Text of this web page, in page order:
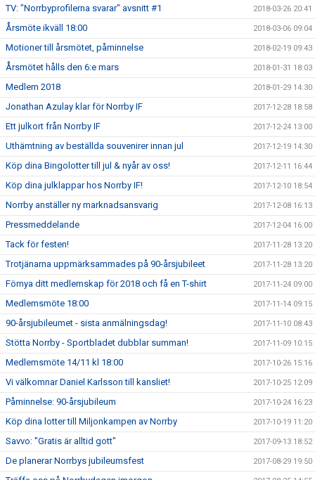
TV: "Norrbyprofilerna svarar" avsnitt #1 2018-03-26 20:41
Årsmöte ikväll 18:00 2018-03-06 09:04
Motioner till årsmötet, påminnelse 2018-02-19 09:43
Årsmötet hålls den 6:e mars 2018-01-31 18:03
Medlem 2018 2018-01-29 14:30
Jonathan Azulay klar för Norrby IF 2017-12-28 18:58
Ett julkort från Norrby IF 2017-12-24 13:00
Uthämtning av beställda souvenirer innan jul 2017-12-19 14:30
Köp dina Bingolotter till jul & nyår av oss! 2017-12-11 16:44
Köp dina julklappar hos Norrby IF! 2017-12-10 18:54
Norrby anställer ny marknadsansvarig 2017-12-08 16:13
Pressmeddelande 2017-12-04 16:00
Tack för festen! 2017-11-28 13:20
Trotjänarna uppmärksammades på 90-årsjubileet 2017-11-28 13:20
Förnya ditt medlemskap för 2018 och få en T-shirt 2017-11-24 09:00
Medlemsmöte 18:00 2017-11-14 09:15
90-årsjubileumet - sista anmälningsdag! 2017-11-10 08:43
Stötta Norrby - Sportbladet dubblar summan! 2017-11-09 10:15
Medlemsmöte 14/11 kl 18:00 2017-10-26 15:16
Vi välkomnar Daniel Karlsson till kansliet! 2017-10-25 12:09
Påminnelse: 90-årsjubileum 2017-10-24 16:23
Köp dina lotter till Miljonkampen av Norrby 2017-10-19 11:20
Savvo: "Gratis är alltid gott" 2017-09-13 18:52
De planerar Norrbys jubileumsfest 2017-08-29 19:50